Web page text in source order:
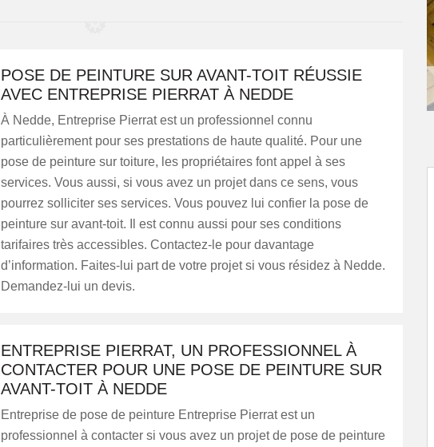
POSE DE PEINTURE SUR AVANT-TOIT RÉUSSIE
AVEC ENTREPRISE PIERRAT À NEDDE
À Nedde, Entreprise Pierrat est un professionnel connu
particulièrement pour ses prestations de haute qualité. Pour une
pose de peinture sur toiture, les propriétaires font appel à ses
services. Vous aussi, si vous avez un projet dans ce sens, vous
pourrez solliciter ses services. Vous pouvez lui confier la pose de
peinture sur avant-toit. Il est connu aussi pour ses conditions
tarifaires très accessibles. Contactez-le pour davantage
d’information. Faites-lui part de votre projet si vous résidez à Nedde.
Demandez-lui un devis.
ENTREPRISE PIERRAT, UN PROFESSIONNEL À
CONTACTER POUR UNE POSE DE PEINTURE SUR
AVANT-TOIT À NEDDE
Entreprise de pose de peinture Entreprise Pierrat est un
professionnel à contacter si vous avez un projet de pose de peinture